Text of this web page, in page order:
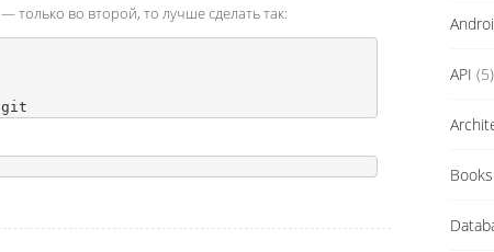
— только во второй, то лучше сделать так:
API (5)
Books